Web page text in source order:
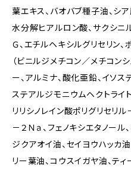
葉エキス、バオバブ種子油、シ
水分解ヒアルロン酸、サクシニ
Ｇ、エチルヘキシルグリセリン、
（ビニルジメチコン／メチコン
ー、アルミナ、酸化亜鉛、イソス
ステアルジモニウムヘクトライ
リリシノレイン酸ポリグリセリル
－２Ｎａ、フェノキシエタノー
ジクアオイ油、セイヨウハッカ
リー葉油、コウスイガヤ油、テ